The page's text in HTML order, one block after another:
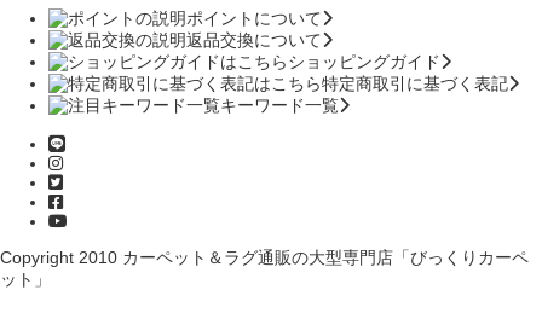
ポイントについて
返品交換について
ショッピングガイド
特定商取引に基づく表記
キーワード一覧
Copyright 2010 カーペット＆ラグ通販の大型専門店「びっくりカーペ
ット」